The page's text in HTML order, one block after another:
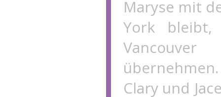
Maryse mit
York
Clary und